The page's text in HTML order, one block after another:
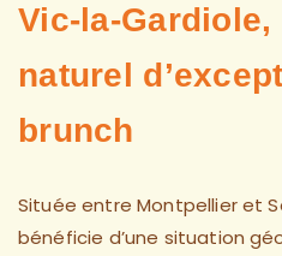
Vic-la-Gardiole,
naturel
brunch
Située entre Montpellier et
bénéficie d’une situation